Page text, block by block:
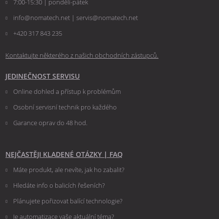
7:00-15:30 | pondělí-pátek
info@nomatech.net | servis@nomatech.net
+420 317 843 235
Kontaktujte některého z našich obchodních zástupců.
JEDINEČNOST SERVISU
Online dohled a přístup k problémům
Osobní servisní technik pro každého
Garance oprav do 48 hod.
NEJČASTĚJI KLADENÉ OTÁZKY | FAQ
Máte produkt, ale nevíte, jak ho zabalit?
Hledáte info o balicích řešeních?
Plánujete pořizovat balící technologie?
Je automatizace vaše aktuální téma?